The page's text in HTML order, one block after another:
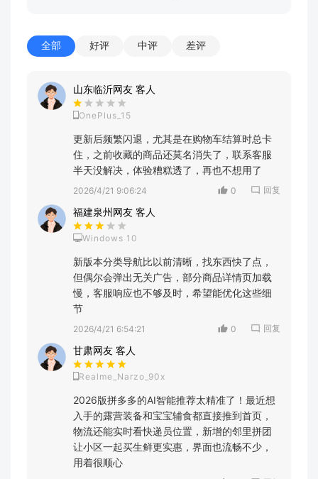
全部 好评 中评 差评
山东临沂网友 客人
OnePlus_15
更新后频繁闪退，尤其是在购物车结算时总卡
住，之前收藏的商品还莫名消失了，联系客服
半天没解决，体验糟糕透了，再也不想用了
2026/4/21 9:06:24 0 回复
福建泉州网友 客人
Windows 10
新版本分类导航比以前清晰，找东西快了点，
但偶尔会弹出无关广告，部分商品详情页加载
慢，客服响应也不够及时，希望能优化这些细
节
2026/4/21 6:54:21 0 回复
甘肃网友 客人
Realme_Narzo_90x
2026版拼多多的AI智能推荐太精准了！最近想
入手的露营装备和宝宝辅食都直接推到首页，
物流还能实时看快递员位置，新增的邻里拼团
让小区一起买生鲜更实惠，界面也流畅不少，
用着很顺心